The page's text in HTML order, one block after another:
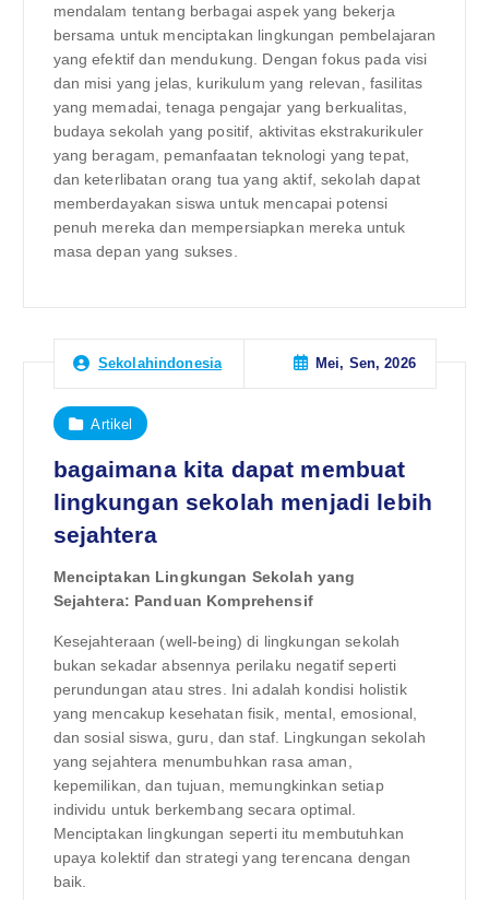
mendalam tentang berbagai aspek yang bekerja
bersama untuk menciptakan lingkungan pembelajaran
yang efektif dan mendukung. Dengan fokus pada visi
dan misi yang jelas, kurikulum yang relevan, fasilitas
yang memadai, tenaga pengajar yang berkualitas,
budaya sekolah yang positif, aktivitas ekstrakurikuler
yang beragam, pemanfaatan teknologi yang tepat,
dan keterlibatan orang tua yang aktif, sekolah dapat
memberdayakan siswa untuk mencapai potensi
penuh mereka dan mempersiapkan mereka untuk
masa depan yang sukses.
Sekolahindonesia Mei, Sen, 2026
Artikel
bagaimana kita dapat membuat
lingkungan sekolah menjadi lebih
sejahtera
Menciptakan Lingkungan Sekolah yang
Sejahtera: Panduan Komprehensif
Kesejahteraan (well-being) di lingkungan sekolah
bukan sekadar absennya perilaku negatif seperti
perundungan atau stres. Ini adalah kondisi holistik
yang mencakup kesehatan fisik, mental, emosional,
dan sosial siswa, guru, dan staf. Lingkungan sekolah
yang sejahtera menumbuhkan rasa aman,
kepemilikan, dan tujuan, memungkinkan setiap
individu untuk berkembang secara optimal.
Menciptakan lingkungan seperti itu membutuhkan
upaya kolektif dan strategi yang terencana dengan
baik.